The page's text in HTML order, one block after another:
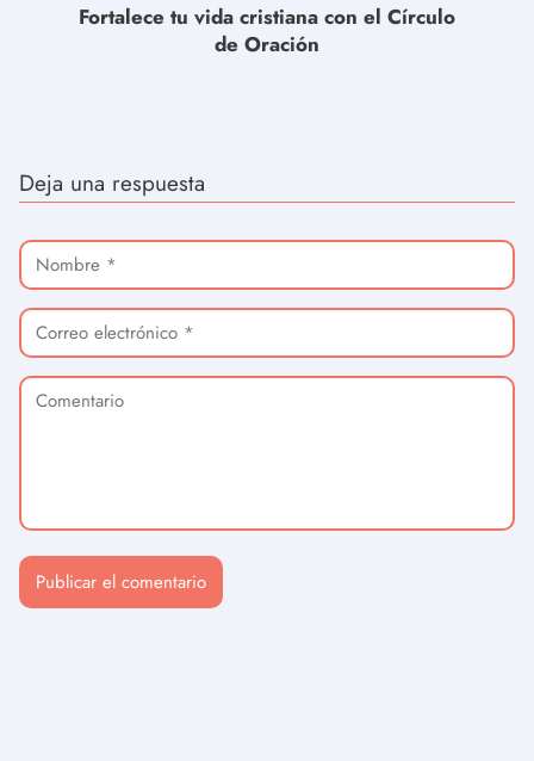
Fortalece tu vida cristiana con el Círculo
de Oración
Deja una respuesta